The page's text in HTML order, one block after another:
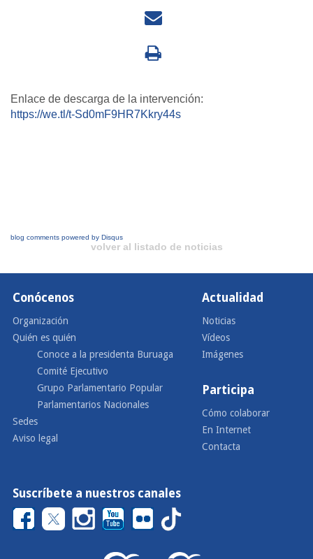
Enlace de descarga de la intervención:
https://we.tl/t-Sd0mF9HR7Kkry44s
blog comments powered by Disqus
volver al listado de noticias
Conócenos
Organización
Quién es quién
Conoce a la presidenta Buruaga
Comité Ejecutivo
Grupo Parlamentario Popular
Parlamentarios Nacionales
Sedes
Aviso legal
Actualidad
Noticias
Vídeos
Imágenes
Participa
Cómo colaborar
En Internet
Contacta
Suscríbete a nuestros canales